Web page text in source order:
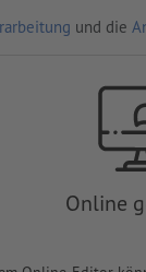
und die
Online